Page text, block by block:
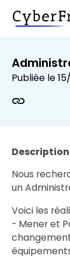
Publiée le
Nous
un
Voici les
- Mener et